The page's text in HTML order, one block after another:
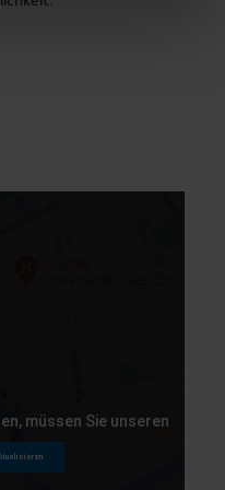
müssen Sie unseren